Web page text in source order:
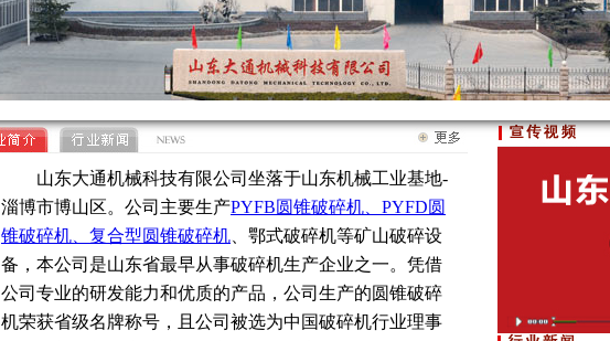
山东大通机械科技有限公司坐落于山东机械工业基地-
淄博市博山区。公司主要生产PYFB圆锥破碎机、PYFD圆
锥破碎机、复合型圆锥破碎机 、鄂式破碎机等矿山破碎设
备，本公司是山东省最早从事破碎机生产企业之一。凭借
公司专业的研发能力和优质的产品，公司生产的圆锥破碎
机荣获省级名牌称号，且公司被选为中国破碎机行业理事